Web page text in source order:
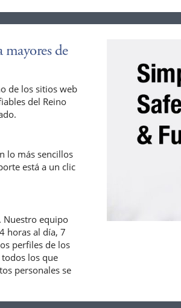
mayores de
de los sitios web
del Reino
lo más sencillos
está a un clic
Nuestro equipo
horas al día, 7
perfiles de los
los que
personales se